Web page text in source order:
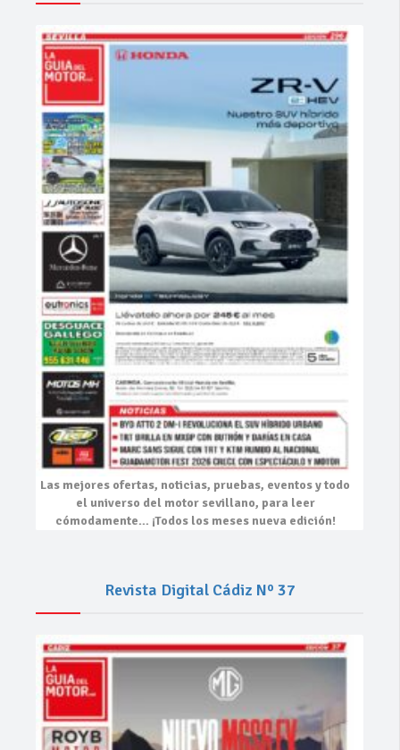
Las mejores ofertas, noticias, pruebas, eventosy todo
el universo del motor sevillano, para leer
cómodamente… ¡Todos los meses nueva edición!
Revista Digital Cádiz Nº 37